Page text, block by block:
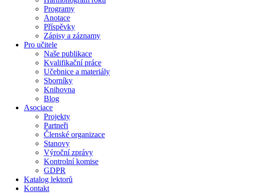
Programy
Anotace
Příspěvky
Zápisy a záznamy
Pro učitele
Naše publikace
Kvalifikační práce
Učebnice a materiály
Sborníky
Knihovna
Blog
Asociace
Projekty
Partneři
Členské organizace
Stanovy
Výroční zprávy
Kontrolní komise
GDPR
Katalog lektorů
Kontakt